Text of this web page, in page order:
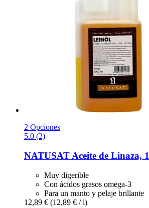
2 Opciones
5.0 (2)
NATUSAT Aceite de Linaza,
Muy digerible
Con ácidos grasos omega-3
Para un manto y pelaje brillante
12,89 € (12,89 € / l)